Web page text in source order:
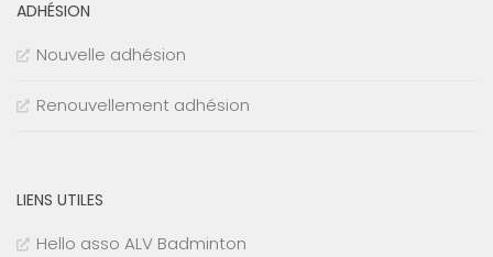
ADHÉSION
Nouvelle adhésion
Renouvellement adhésion
LIENS UTILES
Hello asso ALV Badminton